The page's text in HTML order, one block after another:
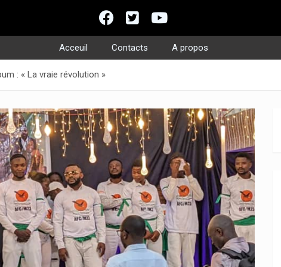
Acceuil Contacts
A propos
: « La vraie révolution »